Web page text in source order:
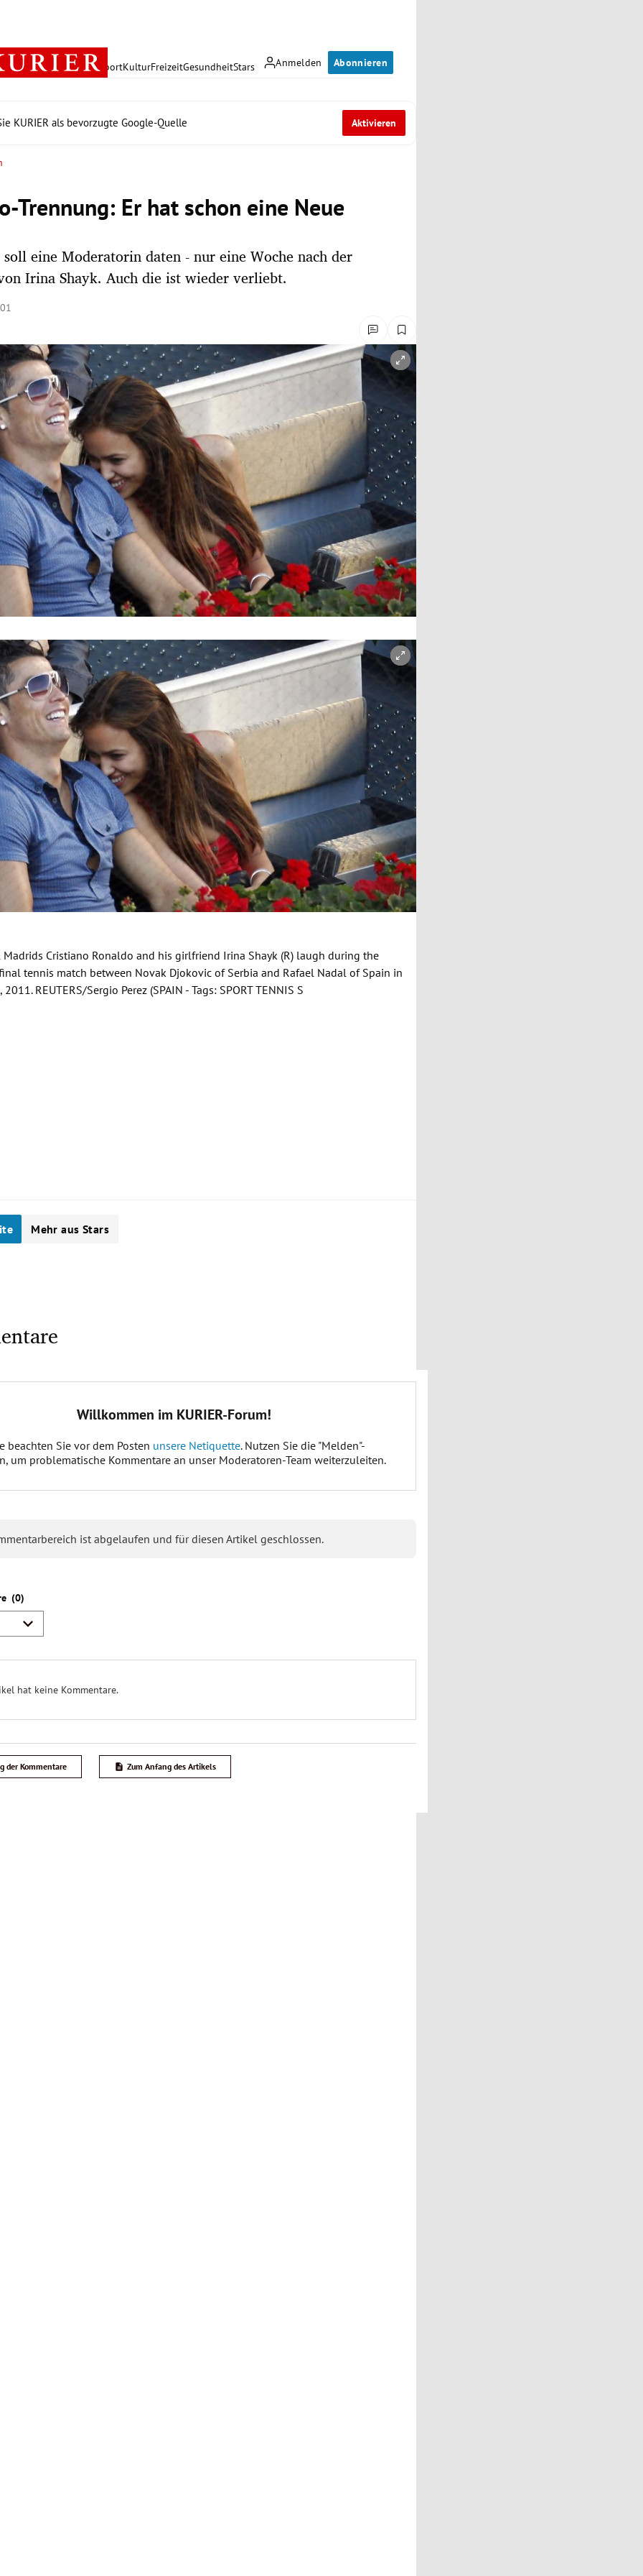
Anmelden Abonnieren
PolitikWirtschaft SportKulturFreizeitGesundheitStars
KURIER als bevorzugte Google-Quelle Aktivieren
Trennung: Er hat schon eine Neue
eine Moderatorin daten - nur eine Woche nach der
Irina Shayk. Auch die ist wieder verliebt.
öffnen/schließen
öffnen/schließen
Madrids Cristiano Ronaldo and his girlfriend Irina Shayk (R) laugh during the
tennis match between Novak Djokovic of Serbia and Rafael Nadal of Spain in
REUTERS/Sergio Perez (SPAIN - Tags: SPORT TENNIS S
Mehr aus Stars